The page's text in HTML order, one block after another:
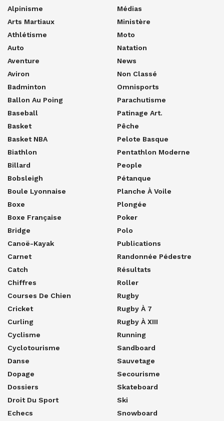
Alpinisme
Arts Martiaux
Athlétisme
Auto
Aventure
Aviron
Badminton
Ballon Au Poing
Baseball
Basket
Basket NBA
Biathlon
Billard
Bobsleigh
Boule Lyonnaise
Boxe
Boxe Française
Bridge
Canoë-Kayak
Carnet
Catch
Chiffres
Courses De Chien
Cricket
Curling
Cyclisme
Cyclotourisme
Danse
Dopage
Dossiers
Droit Du Sport
Echecs
Médias
Ministère
Moto
Natation
News
Non Classé
Omnisports
Parachutisme
Patinage Art.
Pêche
Pelote Basque
Pentathlon Moderne
People
Pétanque
Planche À Voile
Plongée
Poker
Polo
Publications
Randonnée Pédestre
Résultats
Roller
Rugby
Rugby À 7
Rugby À XIII
Running
Sandboard
Sauvetage
Secourisme
Skateboard
Ski
Snowboard